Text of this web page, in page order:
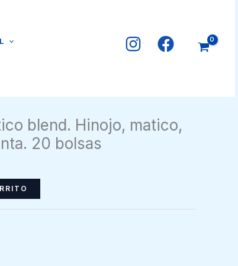
blend. Hinojo, matico,
20 bolsas